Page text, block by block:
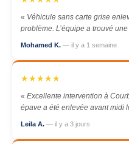
« Véhicule sans carte grise
problème. L’équipe a trouvé
Mohamed K. — il y a 1 semaine
★★★★★
« Excellente intervention à
épave a été enlevée avant midi
Leila A. — il y a 3 jours